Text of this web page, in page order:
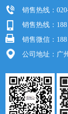
销售热线：
销售热线：188
销售微信：188
公司地址：广